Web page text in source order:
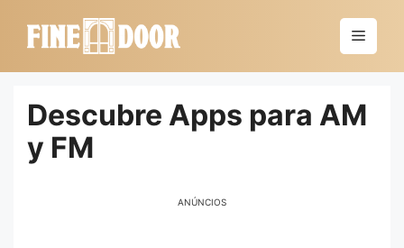
Menú
Descubre Apps para AM
y FM
ANÚNCIOS